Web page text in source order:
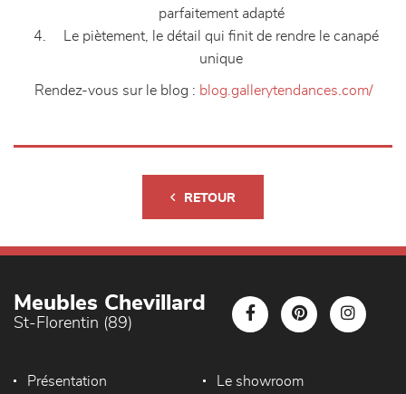
parfaitement adapté
Le piètement, le détail qui finit de rendre le canapé
unique
Rendez-vous sur le blog : blog.gallerytendances.com/
RETOUR
Meubles Chevillard
St-Florentin (89)
Présentation Le showroom